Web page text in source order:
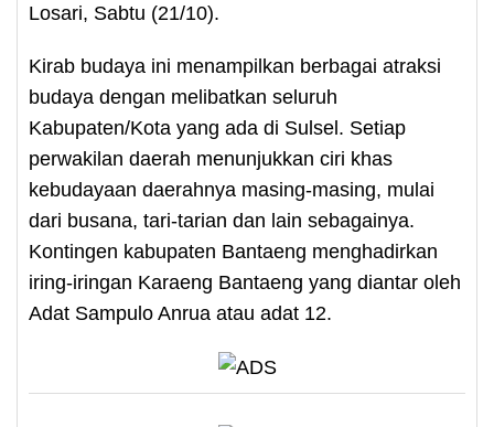
Losari, Sabtu (21/10).
Kirab budaya ini menampilkan berbagai atraksi
budaya dengan melibatkan seluruh
Kabupaten/Kota yang ada di Sulsel. Setiap
perwakilan daerah menunjukkan ciri khas
kebudayaan daerahnya masing-masing, mulai
dari busana, tari-tarian dan lain sebagainya.
Kontingen kabupaten Bantaeng menghadirkan
iring-iringan Karaeng Bantaeng yang diantar oleh
Adat Sampulo Anrua atau adat 12.